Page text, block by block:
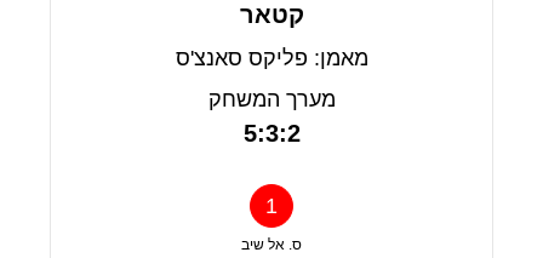
קטאר
מאמן: פליקס סאנצ'ס
מערך המשחק
5:3:2
1
ס. אל שיב